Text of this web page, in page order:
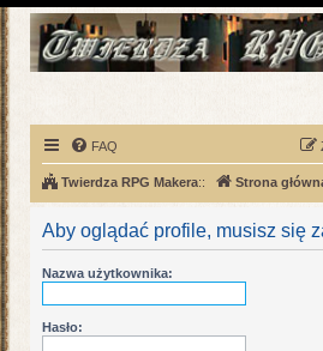
FAQ
Twierdza RPG Makera:: Strona
Aby oglądać profile, musisz się
Nazwa użytkownika:
Hasło: